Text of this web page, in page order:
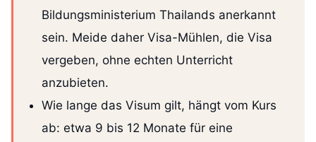
Bildungsministerium Thailands anerkannt
sein. Meide daher Visa-Mühlen, die Visa
vergeben, ohne echten Unterricht
anzubieten.
Wie lange das Visum gilt, hängt vom Kurs
ab: etwa 9 bis 12 Monate für eine